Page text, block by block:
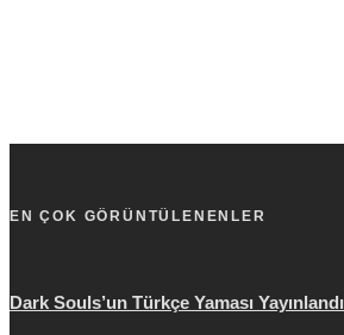
EN ÇOK GÖRÜNTÜLENENLER
Dark Souls’un Türkçe Yaması Yayınlandı